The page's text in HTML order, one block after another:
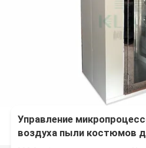
Управление
воздуха пыли костюмов